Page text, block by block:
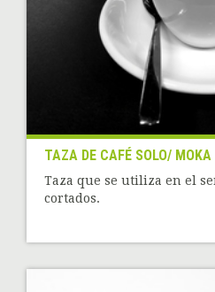
TAZA DE CAFÉ SOLO/ MOKA
Taza que se utiliza en el
cortados.